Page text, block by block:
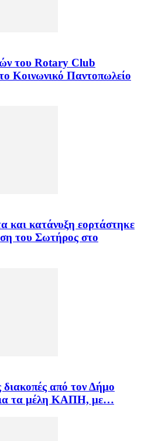
του Rotary Club
Κοινωνικό Παντοπωλείο
και κατάνυξη εορτάστηκε
του Σωτήρος στο
διακοπές από τον Δήμο
τα μέλη ΚΑΠΗ, με…